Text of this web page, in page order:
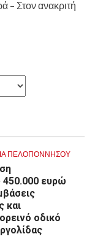
– Στον ανακριτή
ΠΕΛΟΠΟΝΝΉΣΟΥ
ευρώ
και
οδικό